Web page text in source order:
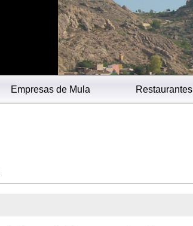
Empresas de Mula Restaurantes